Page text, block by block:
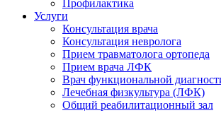
Профилактика
Услуги
Консультация врача
Консультация невролога
Прием травматолога ортопеда
Прием врача ЛФК
Врач функциональной
Лечебная физкультура (ЛФК)
Общий реабилитационный зал